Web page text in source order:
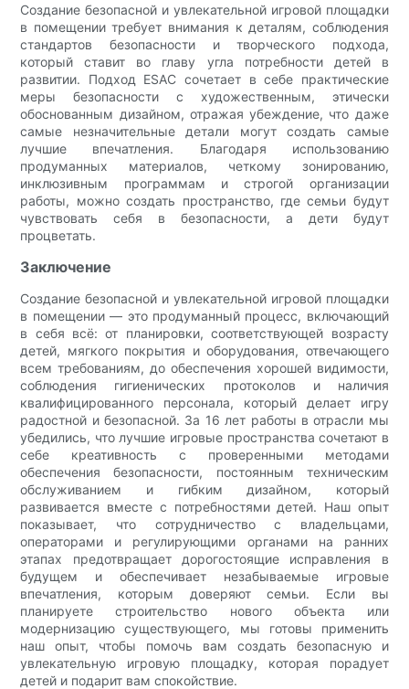
Создание безопасной и увлекательной игровой площадки
в помещении требует внимания к деталям, соблюдения
стандартов безопасности и творческого подхода,
который ставит во главу угла потребности детей в
развитии. Подход ESAC сочетает в себе практические
меры безопасности с художественным, этически
обоснованным дизайном, отражая убеждение, что даже
самые незначительные детали могут создать самые
лучшие впечатления. Благодаря использованию
продуманных материалов, четкому зонированию,
инклюзивным программам и строгой организации
работы, можно создать пространство, где семьи будут
чувствовать себя в безопасности, а дети будут
процветать.
Заключение
Создание безопасной и увлекательной игровой площадки
в помещении — это продуманный процесс, включающий
в себя всё: от планировки, соответствующей возрасту
детей, мягкого покрытия и оборудования, отвечающего
всем требованиям, до обеспечения хорошей видимости,
соблюдения гигиенических протоколов и наличия
квалифицированного персонала, который делает игру
радостной и безопасной. За 16 лет работы в отрасли мы
убедились, что лучшие игровые пространства сочетают в
себе креативность с проверенными методами
обеспечения безопасности, постоянным техническим
обслуживанием и гибким дизайном, который
развивается вместе с потребностями детей. Наш опыт
показывает, что сотрудничество с владельцами,
операторами и регулирующими органами на ранних
этапах предотвращает дорогостоящие исправления в
будущем и обеспечивает незабываемые игровые
впечатления, которым доверяют семьи. Если вы
планируете строительство нового объекта или
модернизацию существующего, мы готовы применить
наш опыт, чтобы помочь вам создать безопасную и
увлекательную игровую площадку, которая порадует
детей и подарит вам спокойствие.